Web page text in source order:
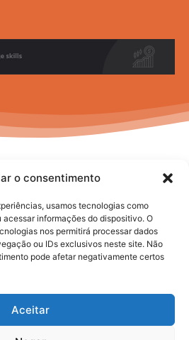
o consentimento
usamos tecnologias como
informações do dispositivo. O
nos permitirá processar dados
ou IDs exclusivos neste site. Não
pode afetar negativamente certos
Aceitar